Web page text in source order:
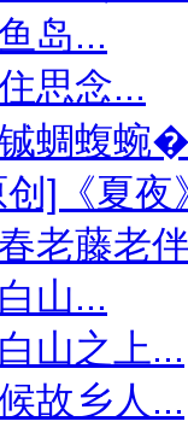
岛...
思念...
蜩蝮蜿
创]《夏夜
老藤老
山...
山之上...
故乡人...